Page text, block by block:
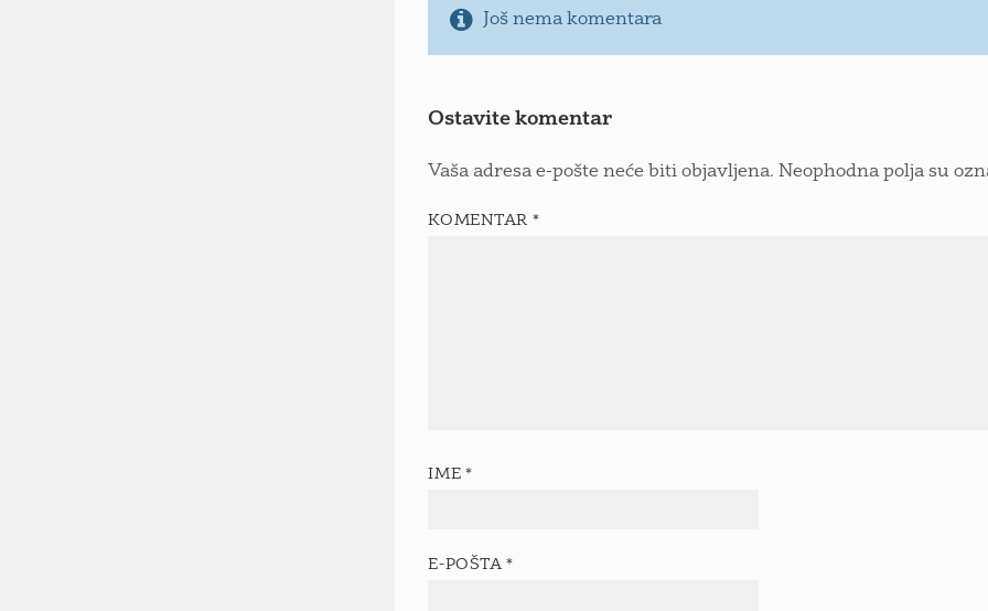
Još nema komentara
Ostavite komentar
Vaša adresa e-pošte neće biti objavljena. Neophodna polja su
KOMENTAR *
IME *
E-POŠTA *